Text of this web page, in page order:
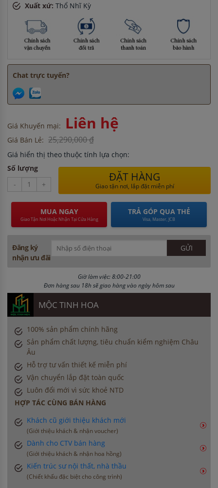
Xuất xứ: Thổ Nhĩ Kỳ
Chat trực tuyến?
Giá Khuyến mại: Liên hệ
Giá Bán Lẻ: 25,290,000 ₫
Giá hiển thị theo thuộc tính lựa chọn:
Số lượng
-
+
ĐẶT HÀNG
Giao tận nơi, lắp đặt miễn phí
MUA NGAY
Giao Tận Nơi Hoặc Nhận Tại Cửa Hàng
TRẢ GÓP QUA THẺ
Visa, Master, JCB
Đăng ký
nhận ưu đãi
Giờ làm việc: 8:00-21:00
Đơn hàng sau 18h sẽ giao hàng vào ngày hôm sau
MỘC TINH HOA
100% sản phẩm chính hãng
Sản phẩm chất lượng, tiêu chuẩn kiểm nghiệm Châu
Âu
Hỗ trợ tư vấn thiết kế miễn phí
Vận chuyển lắp đặt toàn quốc
Luôn đổi mới vì sức khoẻ NTD
HỢP TÁC CÙNG BÁN HÀNG
Khách cũ giới thiệu khách mới
(Giới thiệu khách & nhận voucher)
Dành cho CTV bán hàng
(Giới thiệu khách & nhận hoa hồng)
Kiến trúc sư nội thất, nhà thầu
(Chiết khấu đặc biệt cho công trình)